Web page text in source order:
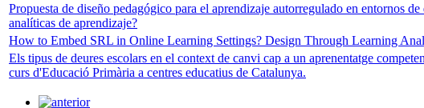
Propuesta de diseño pedagógico para el aprendizaje autorregulado en entornos
analíticas de aprendizaje?
How to Embed SRL in Online Learning Settings? Design Through Learning
Els tipus de deures escolars en el context de canvi cap a un aprenentatge
curs d'Educació Primària a centres educatius de Catalunya.